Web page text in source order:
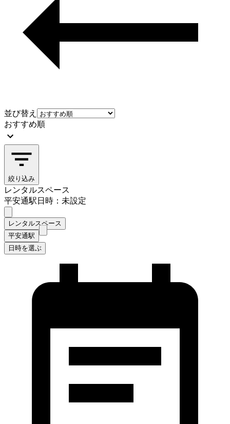
並び替え
おすすめ順
絞り込み
レンタルスペース
平安通駅日時：未設定
レンタルスペース
平安通駅
日時を選ぶ